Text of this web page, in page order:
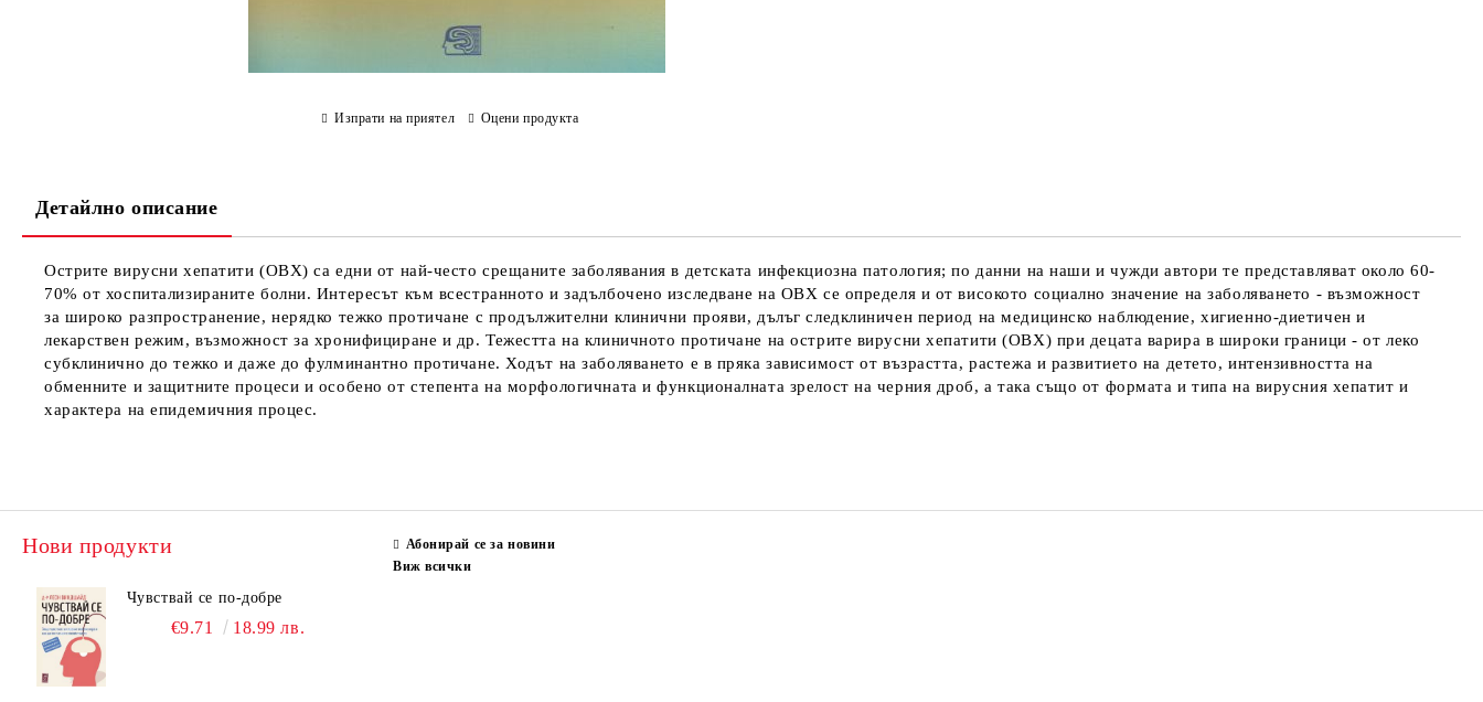
Изпрати на приятел Оцени продукта
Детайлно описание
Острите вирусни хепатити (ОВХ) са едни от най-често срещаните заболявания в детската инфекциозна патология; по данни на наши и чужди автори те представляват около 60-
70% от хоспитализираните болни. Интересът към всестранното и задълбочено изследване на ОВХ се определя и от високото социално значение на заболяването - възможност
за широко разпространение, нерядко тежко протичане с продължителни клинични прояви, дълъг следклиничен период на медицинско наблюдение, хигиенно-диетичен и
лекарствен режим, възможност за хронифициране и др. Тежестта на клиничното протичане на острите вирусни хепатити (ОВХ) при децата варира в широки граници - от леко
субклинично до тежко и даже до фулминантно протичане. Ходът на заболяването е в пряка зависимост от възрастта, растежа и развитието на детето, интензивността на
обменните и защитните процеси и особено от степента на морфологичната и функционалната зрелост на черния дроб, а така също от формата и типа на вирусния хепатит и
характера на епидемичния процес.
Нови продукти
Чувствай се по-добре
€9.71 18.99 лв.
Абонирай се за новини
Виж всички